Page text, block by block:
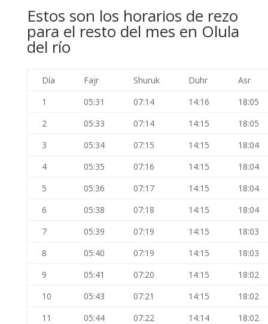
Estos son los horarios de rezo
para el resto del mes en Olula
del río
Día Fajr Shuruk Duhr
Asr
1
05:31 07:14 14:16
18:05
2
05:33 07:14 14:15
18:05
3
05:34 07:15 14:15
18:04
4
05:35 07:16 14:15
18:04
5
05:36 07:17 14:15
18:04
6
05:38 07:18 14:15
18:04
7
05:39 07:19 14:15
18:03
8
05:40 07:19 14:15
18:03
9
05:41 07:20 14:15
18:02
10
05:43 07:21 14:15
18:02
11
05:44 07:22 14:14
18:02